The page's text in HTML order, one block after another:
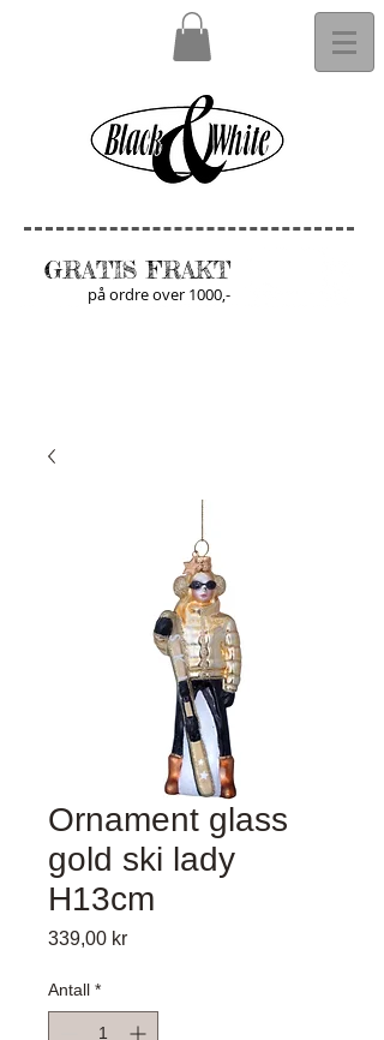
GRATIS FRAKT
på ordre over 1000,-
Ornament glass
gold ski lady
H13cm
339,00 krPris
Antall *